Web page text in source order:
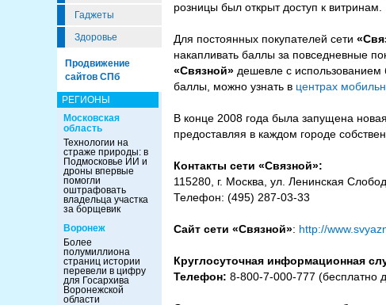
Гаджеты
Здоровье
Продвижение
сайтов СПб
РЕГИОНЫ
Московская
область
Технологии на
страже природы: в
Подмосковье ИИ и
дроны впервые
помогли
оштрафовать
владельца участка
за борщевик
Воронеж
Более
полумиллиона
страниц истории
перевели в цифру
для Госархива
Воронежской
области
розницы был открыт доступ к витринам.
Для постоянных покупателей сети
накапливать баллы за повседневные
«Связной» дешевле с использованием
баллы, можно узнать в центрах
В конце 2008 года была запущена
предоставляя в каждом городе
Контакты сети «Связной»:
115280, г. Москва, ул. Ленинская
Телефон: (495) 287-03-33
Сайт сети «Связной»: http://
Круглосуточная информационная
Телефон: 8-800-7-000-777 (бесплатно